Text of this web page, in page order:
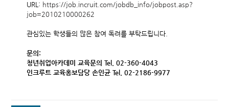
URL: https://job.incruit.com/jobdb_info/jobpost.asp?
job=2010210000262
관심있는 학생들의 많은 참여 독려를 부탁드립니다.
문의:
청년취업아카데미 교육문의 Tel. 02-360-4043
인크루트 교육홍보담당 손인균 Tel. 02-2186-9977